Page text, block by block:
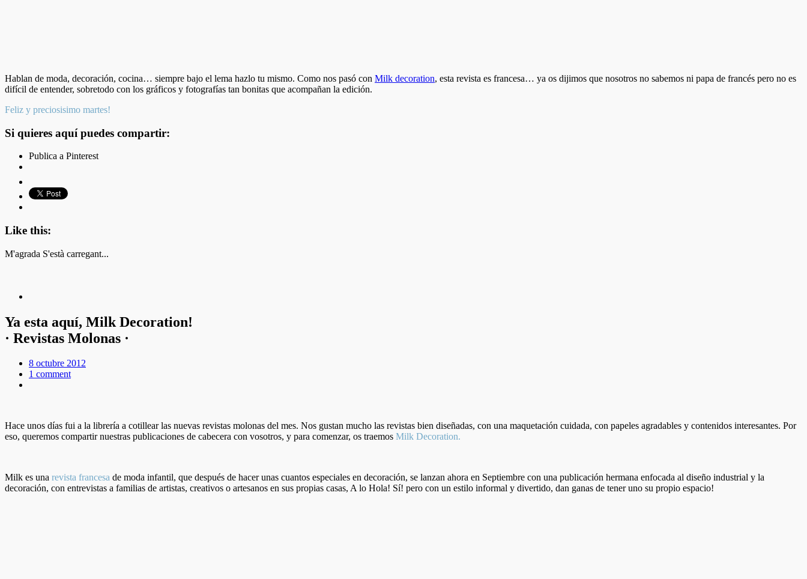
Hablan de moda, decoración, cocina… siempre bajo el lema hazlo tu mismo. Como nos pasó con Milk decoration, esta revista es francesa… ya os dijimos que nosotros no sabemos ni papa de francés pero no es
difícil de entender, sobretodo con los gráficos y fotografías tan bonitas que acompañan la edición.
Feliz y preciosisimo martes!
Si quieres aquí puedes compartir:
Publica a Pinterest
Like this:
M'agrada S'està carregant...
Ya esta aquí, Milk Decoration!
· Revistas Molonas ·
8 octubre 2012
1 comment
Hace unos días fui a la librería a cotillear las nuevas revistas molonas del mes. Nos gustan mucho las revistas bien diseñadas, con una maquetación cuidada, con papeles agradables y contenidos interesantes. Por
eso, queremos compartir nuestras publicaciones de cabecera con vosotros, y para comenzar, os traemos Milk Decoration.
Milk es una revista francesa de moda infantil, que después de hacer unas cuantos especiales en decoración, se lanzan ahora en Septiembre con una publicación hermana enfocada al diseño industrial y la
decoración, con entrevistas a familias de artistas, creativos o artesanos en sus propias casas, A lo Hola! Sí! pero con un estilo informal y divertido, dan ganas de tener uno su propio espacio!